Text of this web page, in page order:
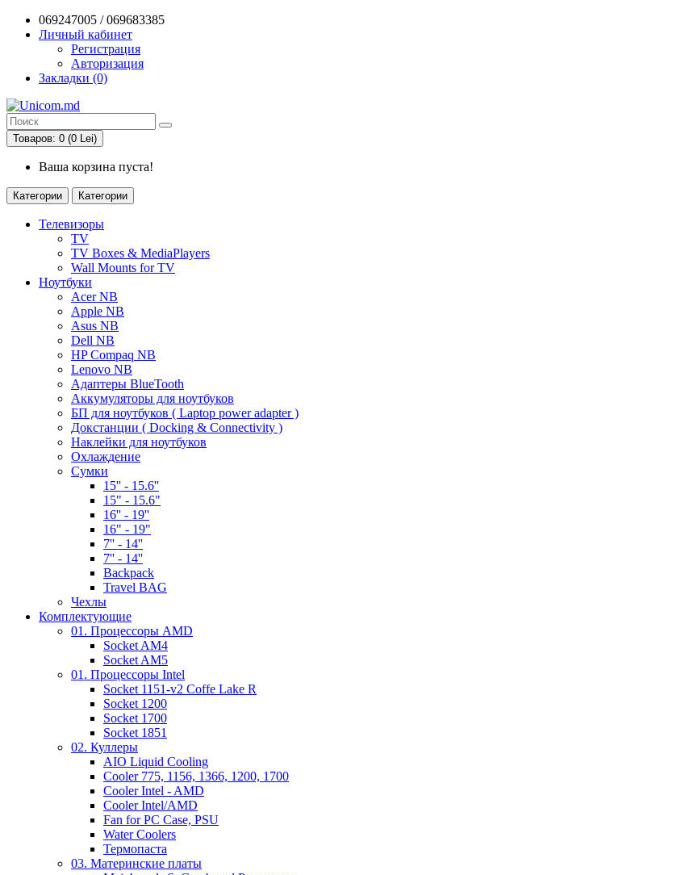
069247005 / 069683385
Личный кабинет
Регистрация
Авторизация
Закладки (0)
Товаров: 0 (0 Lei)
Ваша корзина пуста!
Категории Категории
Телевизоры
TV
TV Boxes & MediaPlayers
Wall Mounts for TV
Ноутбуки
Acer NB
Apple NB
Asus NB
Dell NB
HP Compaq NB
Lenovo NB
Адаптеры BlueTooth
Аккумуляторы для ноутбуков
БП для ноутбуков ( Laptop power adapter )
Докстанции ( Docking & Connectivity )
Наклейки для ноутбуков
Охлаждение
Сумки
15'' - 15.6''
15" - 15.6"
16'' - 19''
16" - 19"
7'' - 14''
7'' - 14''
Backpack
Travel BAG
Чехлы
Комплектующие
01. Процессоры AMD
Socket AM4
Socket AM5
01. Процессоры Intel
Socket 1151-v2 Coffe Lake R
Socket 1200
Socket 1700
Socket 1851
02. Куллеры
AIO Liquid Cooling
Cooler 775, 1156, 1366, 1200, 1700
Cooler Intel - AMD
Cooler Intel/AMD
Fan for PC Case, PSU
Water Coolers
Термопаста
03. Материнские платы